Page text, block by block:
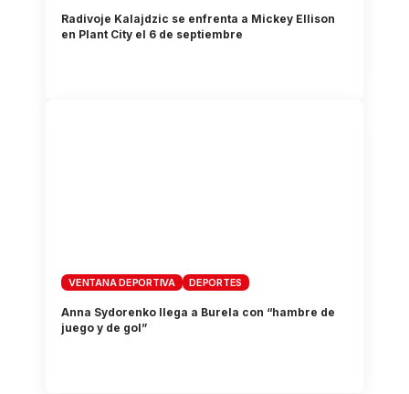
Radivoje Kalajdzic se enfrenta a Mickey Ellison
en Plant City el 6 de septiembre
VENTANA DEPORTIVA DEPORTES
Anna Sydorenko llega a Burela con “hambre de
juego y de gol”